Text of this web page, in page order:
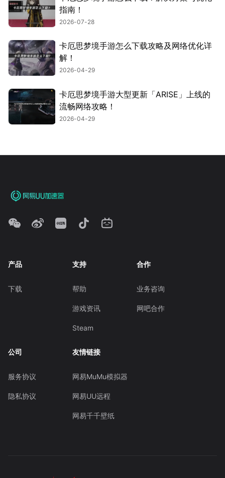
指南！
2026-07-28
卡厄思梦境手游怎么下载攻略及网络优化详
解！
2026-04-29
卡厄思梦境手游大型更新「ARISE」上线的
流畅网络攻略！
2026-04-29
产品
下载
支持
帮助
游戏资讯
Steam
合作
业务咨询
网吧合作
公司
服务协议
隐私协议
友情链接
网易MuMu模拟器
网易UU远程
网易千千壁纸